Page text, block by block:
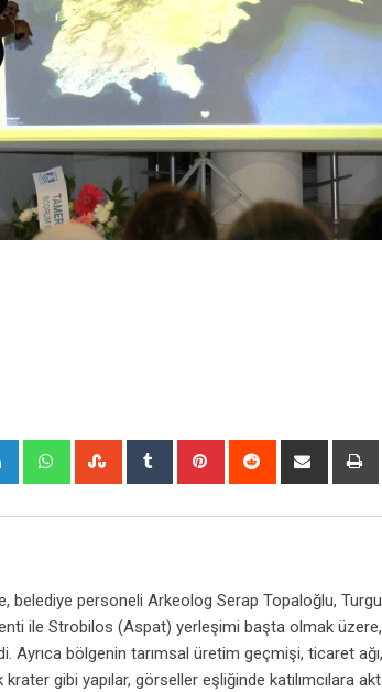
LinkedIn WhatsappStumbleUpon
Tumblr Pinterest Reddit
Share
belediye personeli Arkeolog Serap Topaloğlu,
ile Strobilos (Aspat) yerleşimi başta olmak
Ayrıca bölgenin tarımsal üretim geçmişi, ticaret
gibi yapılar, görseller eşliğinde katılımcılara